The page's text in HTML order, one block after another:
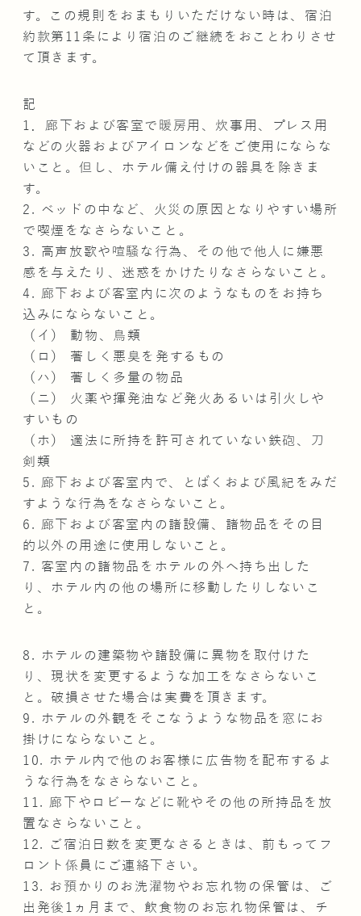
す。この規則をおまもりいただけない時は、宿泊
約款第11条により宿泊のご継続をおことわりさせ
て頂きます。
記
1．廊下および客室で暖房用、炊事用、プレス用
などの火器およびアイロンなどをご使用にならな
いこと。但し、ホテル備え付けの器具を除きま
す。
2. ベッドの中など、火災の原因となりやすい場所
で喫煙をなさらないこと。
3. 高声放歌や喧騒な行為、その他で他人に嫌悪
感を与えたり、迷惑をかけたりなさらないこと。
4. 廊下および客室内に次のようなものをお持ち
込みにならないこと。
（イ） 動物、鳥類
（ロ） 著しく悪臭を発するもの
（ハ） 著しく多量の物品
（ニ） 火薬や揮発油など発火あるいは引火しや
すいもの
（ホ） 適法に所持を許可されていない鉄砲、刀
剣類
5. 廊下および客室内で、とばくおよび風紀をみだ
すような行為をなさらないこと。
6. 廊下および客室内の諸設備、諸物品をその目
的以外の用途に使用しないこと。
7. 客室内の諸物品をホテルの外へ持ち出した
り、ホテル内の他の場所に移動したりしないこ
と。
8. ホテルの建築物や諸設備に異物を取付けた
り、現状を変更するような加工をなさらないこ
と。破損させた場合は実費を頂きます。
9. ホテルの外観をそこなうような物品を窓にお
掛けにならないこと。
10. ホテル内で他のお客様に広告物を配布するよ
うな行為をなさらないこと。
11. 廊下やロビーなどに靴やその他の所持品を放
置なさらないこと。
12. ご宿泊日数を変更なさるときは、前もってフ
ロント係員にご連絡下さい。
13. お預かりのお洗濯物やお忘れ物の保管は、ご
出発後1ヵ月まで、飲食物のお忘れ物保管は、チ